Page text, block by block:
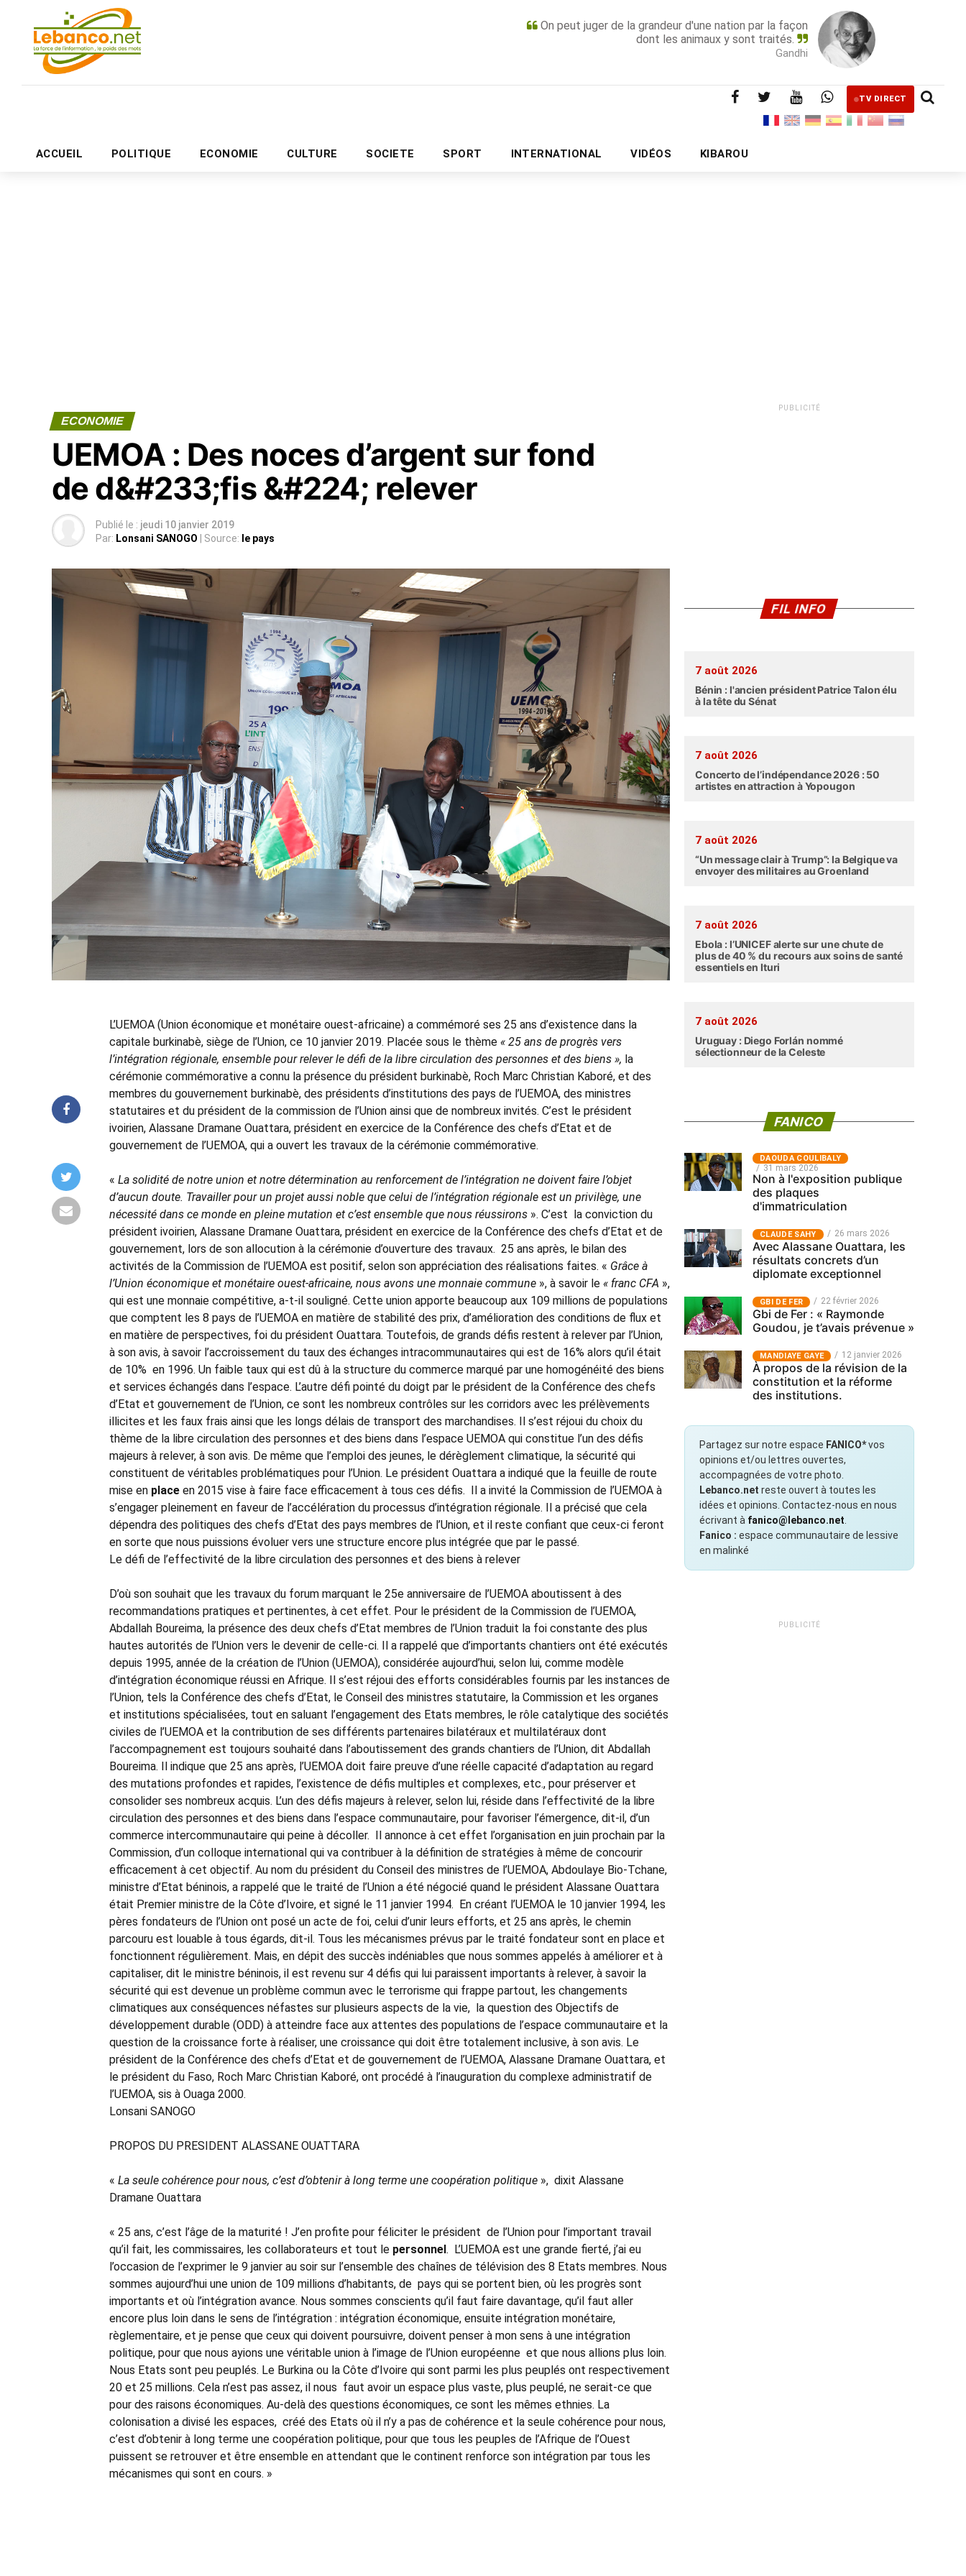
On peut juger de la grandeur d'une nation par la façon
dont les animaux y sont traités.
Gandhi
TV DIRECT
ACCUEIL POLITIQUE ECONOMIE CULTURE SOCIETE SPORT INTERNATIONAL VIDÉOS KIBAROU
PUBLICITÉ
ECONOMIE
UEMOA : Des noces d’argent sur fond
de d&#233;fis &#224; relever
Publié le : jeudi 10 janvier 2019
Par: Lonsani SANOGO | Source: le pays
L’UEMOA (Union économique et monétaire ouest-africaine) a commémoré ses 25 ans d’existence dans la
capitale burkinabè, siège de l’Union, ce 10 janvier 2019. Placée sous le thème « 25 ans de progrès vers
l’intégration régionale, ensemble pour relever le défi de la libre circulation des personnes et des biens », la
cérémonie commémorative a connu la présence du président burkinabè, Roch Marc Christian Kaboré, et des
membres du gouvernement burkinabè, des présidents d’institutions des pays de l’UEMOA, des ministres
statutaires et du président de la commission de l’Union ainsi que de nombreux invités. C’est le président
ivoirien, Alassane Dramane Ouattara, président en exercice de la Conférence des chefs d’Etat et de
gouvernement de l’UEMOA, qui a ouvert les travaux de la cérémonie commémorative.
« La solidité de notre union et notre détermination au renforcement de l’intégration ne doivent faire l’objet
d’aucun doute. Travailler pour un projet aussi noble que celui de l’intégration régionale est un privilège, une
nécessité dans ce monde en pleine mutation et c’est ensemble que nous réussirons ». C’est la conviction du
président ivoirien, Alassane Dramane Ouattara, président en exercice de la Conférence des chefs d’Etat et de
gouvernement, lors de son allocution à la cérémonie d’ouverture des travaux. 25 ans après, le bilan des
activités de la Commission de l’UEMOA est positif, selon son appréciation des réalisations faites. « Grâce à
l’Union économique et monétaire ouest-africaine, nous avons une monnaie commune », à savoir le « franc CFA »,
qui est une monnaie compétitive, a-t-il souligné. Cette union apporte beaucoup aux 109 millions de populations
que comptent les 8 pays de l’UEMOA en matière de stabilité des prix, d’amélioration des conditions de flux et
en matière de perspectives, foi du président Ouattara. Toutefois, de grands défis restent à relever par l’Union,
à son avis, à savoir l’accroissement du taux des échanges intracommunautaires qui est de 16% alors qu’il était
de 10% en 1996. Un faible taux qui est dû à la structure du commerce marqué par une homogénéité des biens
et services échangés dans l’espace. L’autre défi pointé du doigt par le président de la Conférence des chefs
d’Etat et gouvernement de l’Union, ce sont les nombreux contrôles sur les corridors avec les prélèvements
illicites et les faux frais ainsi que les longs délais de transport des marchandises. Il s’est réjoui du choix du
thème de la libre circulation des personnes et des biens dans l’espace UEMOA qui constitue l’un des défis
majeurs à relever, à son avis. De même que l’emploi des jeunes, le dérèglement climatique, la sécurité qui
constituent de véritables problématiques pour l’Union. Le président Ouattara a indiqué que la feuille de route
mise en place en 2015 vise à faire face efficacement à tous ces défis. Il a invité la Commission de l’UEMOA à
s’engager pleinement en faveur de l’accélération du processus d’intégration régionale. Il a précisé que cela
dépendra des politiques des chefs d’Etat des pays membres de l’Union, et il reste confiant que ceux-ci feront
en sorte que nous puissions évoluer vers une structure encore plus intégrée que par le passé.
Le défi de l’effectivité de la libre circulation des personnes et des biens à relever
D’où son souhait que les travaux du forum marquant le 25e anniversaire de l’UEMOA aboutissent à des
recommandations pratiques et pertinentes, à cet effet. Pour le président de la Commission de l’UEMOA,
Abdallah Boureima, la présence des deux chefs d’Etat membres de l’Union traduit la foi constante des plus
hautes autorités de l’Union vers le devenir de celle-ci. Il a rappelé que d’importants chantiers ont été exécutés
depuis 1995, année de la création de l’Union (UEMOA), considérée aujourd’hui, selon lui, comme modèle
d’intégration économique réussi en Afrique. Il s’est réjoui des efforts considérables fournis par les instances de
l’Union, tels la Conférence des chefs d’Etat, le Conseil des ministres statutaire, la Commission et les organes
et institutions spécialisées, tout en saluant l’engagement des Etats membres, le rôle catalytique des sociétés
civiles de l’UEMOA et la contribution de ses différents partenaires bilatéraux et multilatéraux dont
l’accompagnement est toujours souhaité dans l’aboutissement des grands chantiers de l’Union, dit Abdallah
Boureima. Il indique que 25 ans après, l’UEMOA doit faire preuve d’une réelle capacité d’adaptation au regard
des mutations profondes et rapides, l’existence de défis multiples et complexes, etc., pour préserver et
consolider ses nombreux acquis. L’un des défis majeurs à relever, selon lui, réside dans l’effectivité de la libre
circulation des personnes et des biens dans l’espace communautaire, pour favoriser l’émergence, dit-il, d’un
commerce intercommunautaire qui peine à décoller. Il annonce à cet effet l’organisation en juin prochain par la
Commission, d’un colloque international qui va contribuer à la définition de stratégies à même de concourir
efficacement à cet objectif. Au nom du président du Conseil des ministres de l’UEMOA, Abdoulaye Bio-Tchane,
ministre d’Etat béninois, a rappelé que le traité de l’Union a été négocié quand le président Alassane Ouattara
était Premier ministre de la Côte d’Ivoire, et signé le 11 janvier 1994. En créant l’UEMOA le 10 janvier 1994, les
pères fondateurs de l’Union ont posé un acte de foi, celui d’unir leurs efforts, et 25 ans après, le chemin
parcouru est louable à tous égards, dit-il. Tous les mécanismes prévus par le traité fondateur sont en place et
fonctionnent régulièrement. Mais, en dépit des succès indéniables que nous sommes appelés à améliorer et à
capitaliser, dit le ministre béninois, il est revenu sur 4 défis qui lui paraissent importants à relever, à savoir la
sécurité qui est devenue un problème commun avec le terrorisme qui frappe partout, les changements
climatiques aux conséquences néfastes sur plusieurs aspects de la vie, la question des Objectifs de
développement durable (ODD) à atteindre face aux attentes des populations de l’espace communautaire et la
question de la croissance forte à réaliser, une croissance qui doit être totalement inclusive, à son avis. Le
président de la Conférence des chefs d’Etat et de gouvernement de l’UEMOA, Alassane Dramane Ouattara, et
le président du Faso, Roch Marc Christian Kaboré, ont procédé à l’inauguration du complexe administratif de
l’UEMOA, sis à Ouaga 2000.
Lonsani SANOGO
PROPOS DU PRESIDENT ALASSANE OUATTARA
« La seule cohérence pour nous, c’est d’obtenir à long terme une coopération politique », dixit Alassane
Dramane Ouattara
« 25 ans, c’est l’âge de la maturité ! J’en profite pour féliciter le président de l’Union pour l’important travail
qu’il fait, les commissaires, les collaborateurs et tout le personnel . L’UEMOA est une grande fierté, j’ai eu
l’occasion de l’exprimer le 9 janvier au soir sur l’ensemble des chaînes de télévision des 8 Etats membres. Nous
sommes aujourd’hui une union de 109 millions d’habitants, de pays qui se portent bien, où les progrès sont
importants et où l’intégration avance. Nous sommes conscients qu’il faut faire davantage, qu’il faut aller
encore plus loin dans le sens de l’intégration : intégration économique, ensuite intégration monétaire,
règlementaire, et je pense que ceux qui doivent poursuivre, doivent penser à mon sens à une intégration
politique, pour que nous ayions une véritable union à l’image de l’Union européenne et que nous allions plus loin.
Nous Etats sont peu peuplés. Le Burkina ou la Côte d’Ivoire qui sont parmi les plus peuplés ont respectivement
20 et 25 millions. Cela n’est pas assez, il nous faut avoir un espace plus vaste, plus peuplé, ne serait-ce que
pour des raisons économiques. Au-delà des questions économiques, ce sont les mêmes ethnies. La
colonisation a divisé les espaces, créé des Etats où il n’y a pas de cohérence et la seule cohérence pour nous,
c’est d’obtenir à long terme une coopération politique, pour que tous les peuples de l’Afrique de l’Ouest
puissent se retrouver et être ensemble en attendant que le continent renforce son intégration par tous les
mécanismes qui sont en cours. »
PUBLICITÉ
FIL INFO
7 août 2026
Bénin : l'ancien président Patrice Talon élu
à la tête du Sénat
7 août 2026
Concerto de l’indépendance 2026 : 50
artistes en attraction à Yopougon
7 août 2026
“Un message clair à Trump”: la Belgique va
envoyer des militaires au Groenland
7 août 2026
Ebola : l’UNICEF alerte sur une chute de
plus de 40 % du recours aux soins de santé
essentiels en Ituri
7 août 2026
Uruguay : Diego Forlán nommé
sélectionneur de la Celeste
FANICO
‎DAOUDA COULIBALY
31 mars 2026
Non à l'exposition publique
des plaques
d'immatriculation
CLAUDE SAHY 26 mars 2026
Avec Alassane Ouattara, les
résultats concrets d’un
diplomate exceptionnel
GBI DE FER 22 février 2026
Gbi de Fer : « Raymonde
Goudou, je t’avais prévenue »
MANDIAYE GAYE 12 janvier 2026
À propos de la révision de la
constitution et la réforme
des institutions.
Partagez sur notre espace FANICO*vos
opinions et/ou lettres ouvertes,
accompagnées de votre photo.
Lebanco.net reste ouvert à toutes les
idées et opinions. Contactez-nous en nous
écrivant à fanico@lebanco.net
Fanico : espace communautaire de lessive
en malinké
PUBLICITÉ